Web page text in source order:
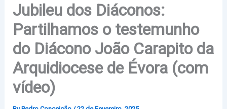
Jubileu dos Diáconos:
Partilhamos o testemunho
do Diácono João Carapito da
Arquidiocese de Évora (com
vídeo)